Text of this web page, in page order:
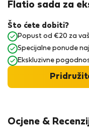
Ocjene &
Flatio sada za
Što ćete dobiti?
Popust od €20 za
Specijalne ponude
Ekskluzivne